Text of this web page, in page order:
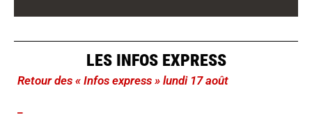
LES INFOS EXPRESS
Retour des « Infos express » lundi 17 août